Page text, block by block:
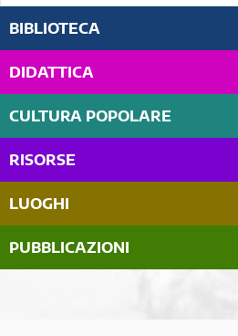
BIBLIOTECA
DIDATTICA
CULTURA POPOLARE
RISORSE
LUOGHI
PUBBLICAZIONI